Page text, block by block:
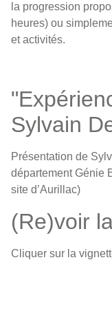
la progression
heures) ou
et activités.
Sylvain
Présentation de
département Génie
site d’Aurillac)
(Re)voir
Cliquer sur la